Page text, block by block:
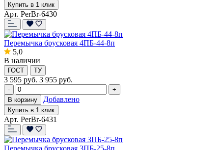
Купить в 1 клик
Арт. PerBr-6430
Перемычка брусковая 4ПБ-44-8п
5,0
В наличии
ГОСТ ТУ
3 595 руб. 3 955 руб.
-
+
В корзину
Добавлено
Купить в 1 клик
Арт. PerBr-6431
Перемычка брусковая 3ПБ-25-8п